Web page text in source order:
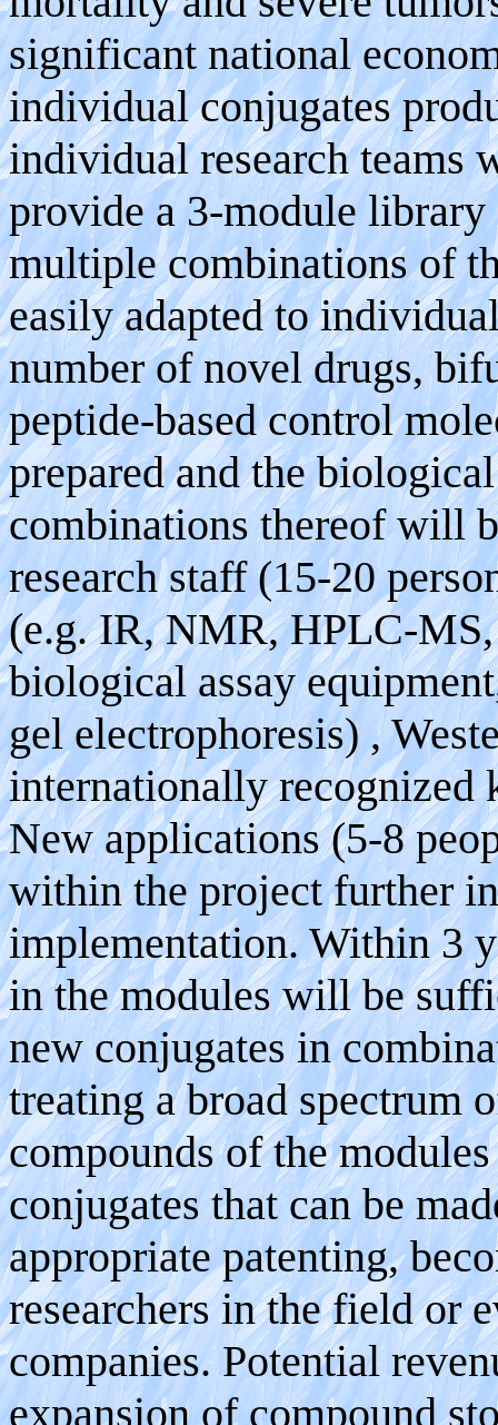
significant national
individual conjugates
individual research teams
provide a 3-module
multiple combinations of
easily adapted to
number of novel drugs,
peptide-based control
prepared and the
combinations thereof will
research staff (15-20
(e.g. IR, NMR, HPLC-
biological assay
gel electrophoresis) ,
internationally recognized
New applications (5-8
within the project further
implementation. Within 3
in the modules will be
new conjugates in
treating a broad spectrum
compounds of the
conjugates that can be
appropriate patenting,
researchers in the field or
companies. Potential
expansion of compound